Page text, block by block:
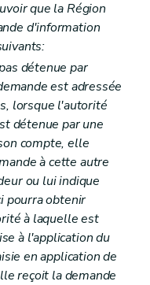
que la Région
d'information
détenue par
est adressée
lorsque l'autorité
détenue par une
compte, elle
à cette autre
ou lui indique
pourra obtenir
à laquelle est
à l'application du
en application de
reçoit la demande